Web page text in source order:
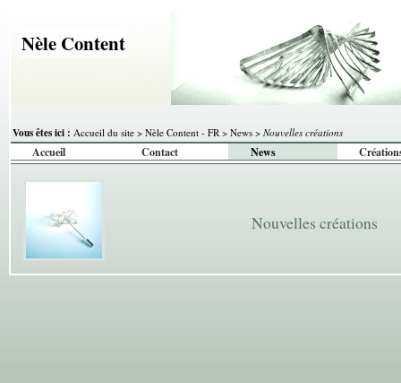
Nèle Content
Vous êtes ici : Accueil du site > Nèle Content - FR > News > Nouvelles créations
Accueil Contact News
Nouvelles créations